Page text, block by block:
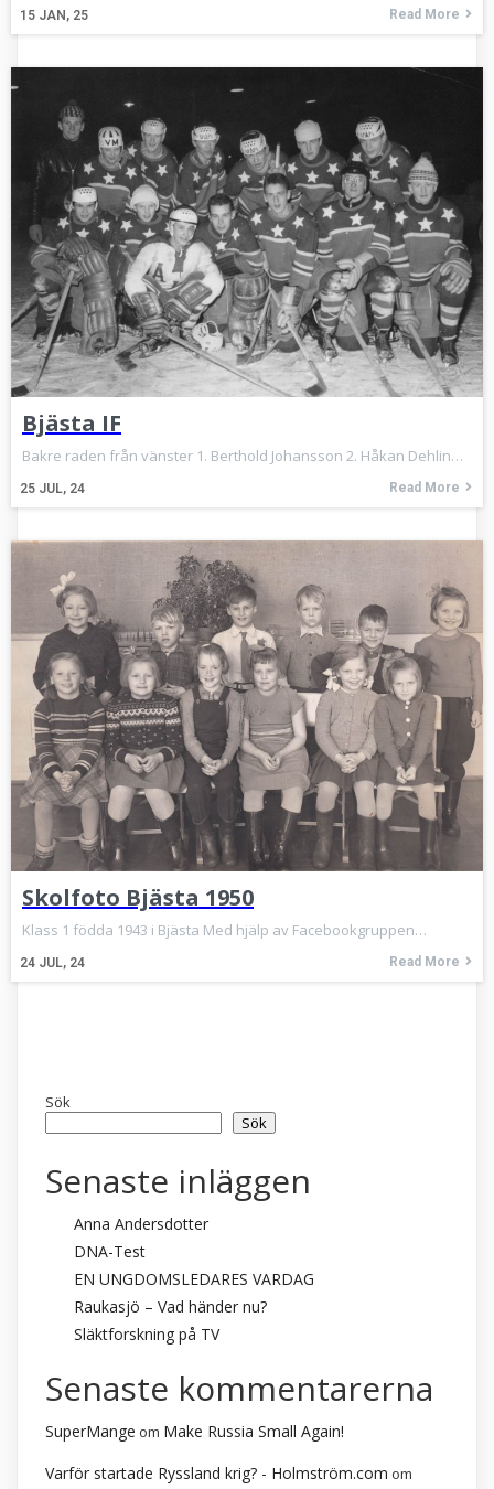
15 JAN, 25 Read More
Bjästa IF
25 JUL, 24
Bakre raden från vänster 1. Berthold Johansson 2. Håkan Dehlin…
Read More
Skolfoto Bjästa 1950
24 JUL, 24
Klass 1 födda 1943 i Bjästa Med hjälp av Facebookgruppen…
Read More
Sök
Sök
Senaste inläggen
Anna Andersdotter
DNA-Test
EN UNGDOMSLEDARES VARDAG
Raukasjö – Vad händer nu?
Släktforskning på TV
Senaste kommentarerna
SuperMange om Make Russia Small Again!
Varför startade Ryssland krig? - Holmström.com om